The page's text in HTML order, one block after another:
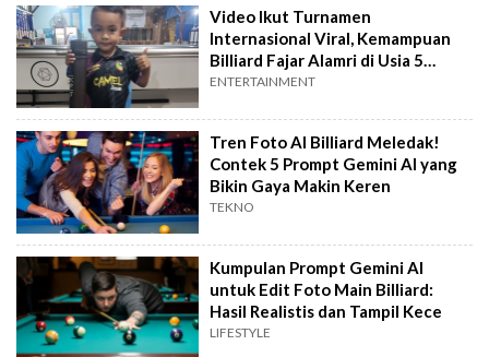
Video Ikut Turnamen
Internasional Viral, Kemampuan
Billiard Fajar Alamri di Usia 5
Tahun Bikin Kagum
ENTERTAINMENT
Tren Foto AI Billiard Meledak!
Contek 5 Prompt Gemini AI yang
Bikin Gaya Makin Keren
TEKNO
Kumpulan Prompt Gemini AI
untuk Edit Foto Main Billiard:
Hasil Realistis dan Tampil Kece
LIFESTYLE